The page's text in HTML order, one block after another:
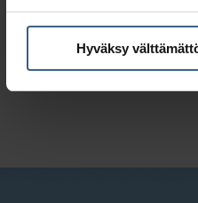
Hyväksy
tillimajoneesi